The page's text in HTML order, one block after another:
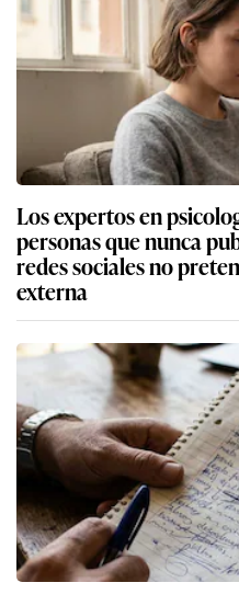
Los expertos en
personas que nunca
redes sociales no
externa